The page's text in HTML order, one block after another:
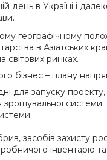
день в Україні і
географічному
в Азіатських
світових ринках.
бізнес – плану
для запуску
системи;
засобів захисту
інвентарю